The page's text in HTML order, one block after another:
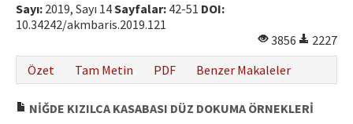
Sayı: 2019, Sayı 14Sayfalar: 42-51 DOI:
10.34242/akmbaris.2019.121
3856
2227
Özet
Tam Metin PDF Benzer Makaleler
NİĞDE KIZILCA KASABASI DÜZ DOKUMA ÖRNEKLERİ